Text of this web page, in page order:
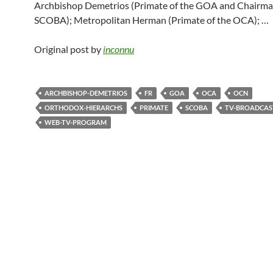
Archbishop Demetrios (Primate of the GOA and
SCOBA); Metropolitan Herman (Primate of the OCA); …
Original post by inconnu
ARCHBISHOP-DEMETRIOS FR GOA OCA
OCN
ORTHODOX-HIERARCHS
PRIMATE SCOBA
TV-
WEB-TV-PROGRAM